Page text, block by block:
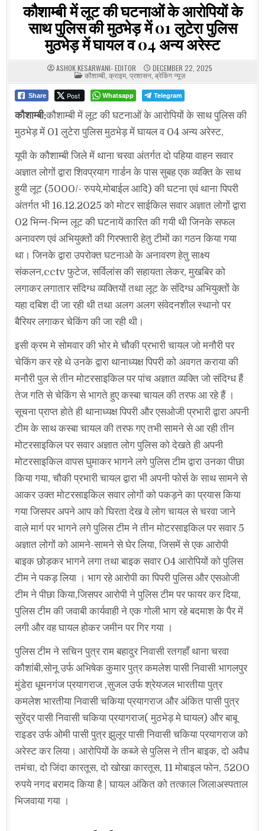
कौशाम्बी में लूट की घटनाओं के आरोपियों के
साथ पुलिस की मुठभेड़ में 01 लुटेरा पुलिस
मुठभेड़ में घायल व 04 अन्य अरेस्ट
ASHOK KESARWANI- EDITOR DECEMBER 22, 2025
POSTED
IN
कौशाम्बी, क्राइम,प्रशासन,ब्रेकिंग न्यूज़
Share Post Whatsapp Telegram
कौशाम्बी:कौशाम्बी में लूट की घटनाओं के आरोपियों के साथ पुलिस की
मुठभेड़ में 01 लुटेरा पुलिस मुठभेड़ में घायल व 04 अन्य अरेस्ट,
यूपी के कौशाम्बी जिले में थाना चरवा अंतर्गत दो पहिया वाहन सवार
अज्ञात लोगों द्वारा शिवप्रयाग गार्डन के पास सुबह एक व्यक्ति के साथ
हुयी लूट (5000/- रुपये,मोबाईल आदि) की घटना एवं थाना पिपरी
अंतर्गत भी 16.12.2025 को मोटर साईकिल सवार अज्ञात लोगों द्वारा
02 भिन्न-भिन्न लूट की घटनायें कारित की गयी थी जिनके सफल
अनावरण एवं अभियुक्तों की गिरफ्तारी हेतु टीमों का गठन किया गया
था। जिनके द्वारा उपरोक्त घटनाओ के अनावरण हेतु साक्ष्य
संकलन,cctv फुटेज, सर्विलांस की सहायता लेकर, मुखबिर को
लगाकर लगातार संदिग्ध व्यक्तियों तथा लूट के संदिग्ध अभियुक्तों के
यहा दबिश दी जा रही थी तथा अलग अलग संवेदनशील स्थानो पर
बैरियर लगाकर चेकिंग की जा रही थी।
इसी क्रम मे सोमवार की भोर मे चौकी प्रभारी चायल जो मनौरी पर
चेकिंग कर रहे थे उनके द्वारा थानाध्यक्ष पिपरी को अवगत कराया की
मनौरी पुल से तीन मोटरसाइकिल पर पांच अज्ञात व्यक्ति जो संदिग्ध हैं
तेज गति से चेकिंग से भागते हुए कस्बा चायल की तरफ आ रहे हैं ।
सूचना प्राप्त होते ही थानाध्यक्ष पिपरी और एसओजी प्रभारी द्वारा अपनी
टीम के साथ कस्बा चायल की तरफ गए तभी सामने से आ रही तीन
मोटरसाइकिल पर सवार अज्ञात लोग पुलिस को देखते ही अपनी
मोटरसाइकिल वापस घुमाकर भागने लगे पुलिस टीम द्वारा उनका पीछा
किया गया, चौकी प्रभारी चायल द्वारा भी अपनी फोर्स के साथ सामने से
आकर उक्त मोटरसाइकिल सवार लोगों को पकड़ने का प्रयास किया
गया जिसपर अपने आप को घिरता देख वे लोग चायल से चरवा जाने
वाले मार्ग पर भागने लगे पुलिस टीम ने तीन मोटरसाइकिल पर सवार 5
अज्ञात लोगों को आमने-सामने से घेर लिया, जिसमें से एक आरोपी
बाइक छोड़कर भागने लगा तथा बाइक सवार 04 आरोपियों को पुलिस
टीम ने पकड़ लिया । भाग रहे आरोपी का पिपरी पुलिस और एसओजी
टीम ने पीछा किया,जिसपर आरोपी ने पुलिस टीम पर फायर कर दिया,
पुलिस टीम की जवाबी कार्यवाही ने एक गोली भाग रहे बदमाश के पैर में
लगी और वह घायल होकर जमीन पर गिर गया ।
पुलिस टीम ने सचिन पुत्र राम बहादुर निवासी रतगहाँ थाना चरवा
कौशांबी,सोनू उर्फ अभिषेक कुमार पुत्र कमलेश पासी निवासी भागलपुर
मुंडेरा धूमनगंज प्रयागराज ,सुजल उर्फ श्रेयजल भारतीया पुत्र
कमलेश भारतीया निवासी चकिया प्रयागराज और अंकित पासी पुत्र
सुरेंद्र पासी निवासी चकिया प्रयागराज( मुठभेड़ मे घायल) और बाबू
राइडर उर्फ ओमी पासी पुत्र झुलूर पासी निवासी चकिया प्रयागराज को
अरेस्ट कर लिया। आरोपियों के कब्जे से पुलिस ने तीन बाइक, दो अवैध
तमंचा, दो जिंदा कारतूस, दो खोखा कारतूस, 11 मोबाइल फोन, 5200
रुपये नगद बरामद किया है | घायल अंकित को तत्काल जिलाअस्पताल
भिजवाया गया ।